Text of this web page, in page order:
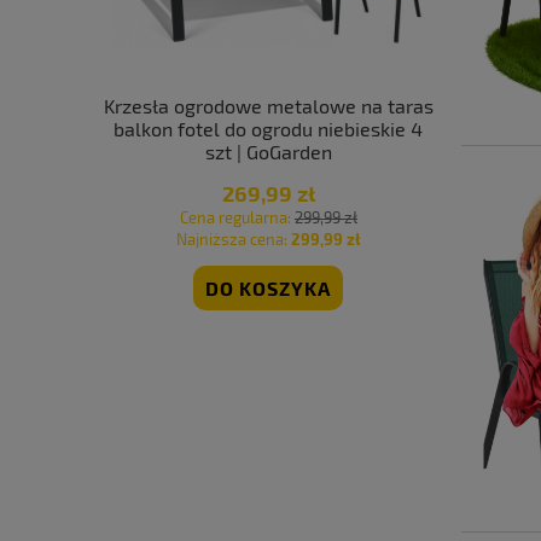
Krzesła ogrodowe metalowe na taras
balkon fotel do ogrodu niebieskie 4
szt | GoGarden
269,99 zł
Cena regularna: 299,99 zł
Najniższa cena: 299,99 zł
DO KOSZYKA
Krzesło